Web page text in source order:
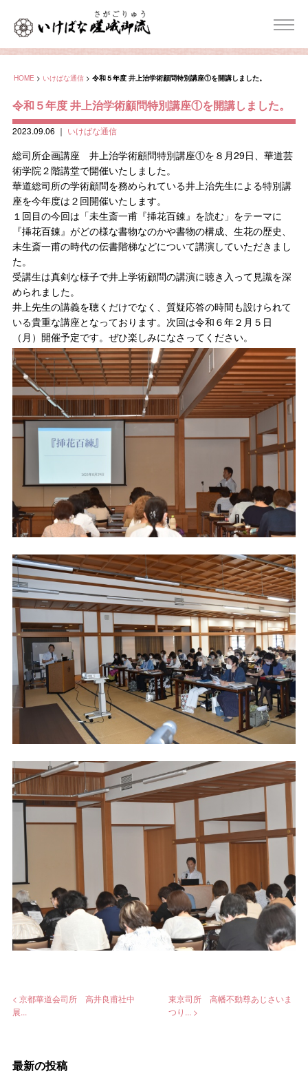
HOME > いけばな通信 > 令和５年度 井上治学術顧問特別講座①を開講しました。
令和５年度 井上治学術顧問特別講座①を開講しました。
2023.09.06 ｜ いけばな通信
総司所企画講座 井上治学術顧問特別講座①を８月29日、華道芸
術学院２階講堂で開催いたしました。
華道総司所の学術顧問を務められている井上治先生による特別講
座を今年度は２回開催いたします。
１回目の今回は「未生斎一甫『挿花百錬』を読む」をテーマに
『挿花百錬』がどの様な書物なのかや書物の構成、生花の歴史、
未生斎一甫の時代の伝書階梯などについて講演していただきまし
た。
受講生は真剣な様子で井上学術顧問の講演に聴き入って見識を深
められました。
井上先生の講義を聴くだけでなく、質疑応答の時間も設けられて
いる貴重な講座となっております。次回は令和６年２月５日
（月）開催予定です。ぜひ楽しみになさってください。
< 京都華道会司所 高井良甫社中
展...
東京司所 高幡不動尊あじさいま
つり... >
最新の投稿